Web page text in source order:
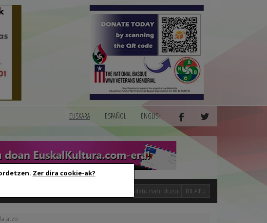
Zer dira cookie-ak?
EUSKARA ESPAÑOL ENGLISH
BILATU
atzo